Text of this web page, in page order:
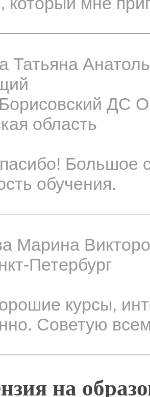
Татьяна
ДС
область
Большое
обучения.
Марина
Петербург
курсы,
Советую
на